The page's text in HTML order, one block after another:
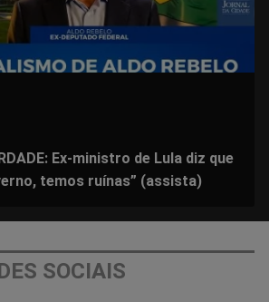
Ex-ministro de Lula diz que
temos ruínas” (assista)
SOCIAIS